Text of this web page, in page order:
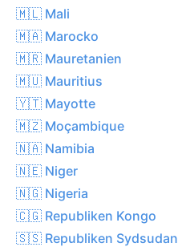
🇲🇱 Mali
🇲🇦 Marocko
🇲🇷 Mauretanien
🇲🇺 Mauritius
🇾🇹 Mayotte
🇲🇿 Moçambique
🇳🇦 Namibia
🇳🇪 Niger
🇳🇬 Nigeria
🇨🇬 Republiken Kongo
🇸🇸 Republiken Sydsudan